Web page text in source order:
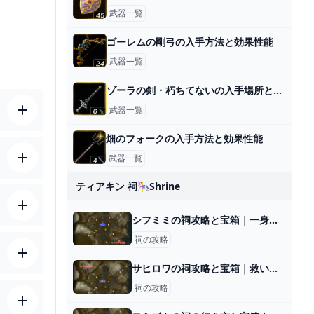
武器一覧
ゴーレムの剛弓の入手方法と効果性能
武器一覧
ゾーラの剣・朽ちてないの入手場所と効果
武器一覧
畑のフォークの入手方法と効果性能
武器一覧
ティアキン 祠🎠shrine
シフミミの祠攻略と宝箱｜一身の戦い 水流
祠の攻略
サヒロワの祠攻略と宝箱｜救いは天にあり
祠の攻略